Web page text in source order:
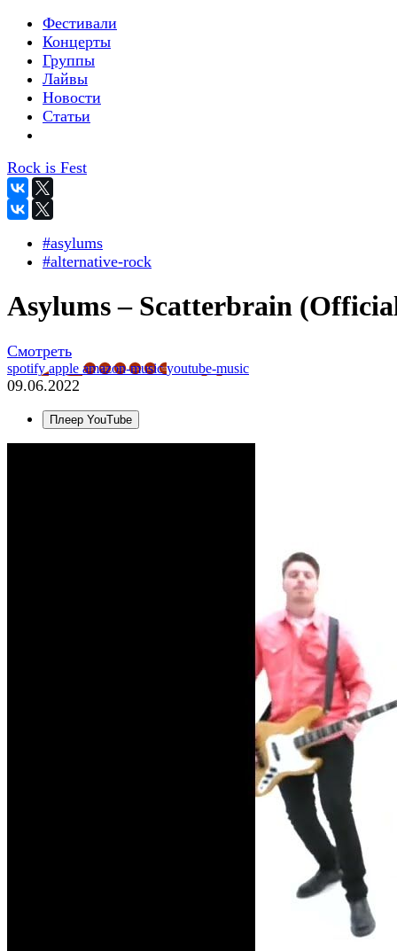
Фестивали
Концерты
Группы
Лайвы
Новости
Статьи
Rock is Fest
#asylums
#alternative-rock
Asylums – Scatterbrain
Смотреть
spotifyapple amazon-musicyoutube-music
09.06.2022
Плеер YouTube